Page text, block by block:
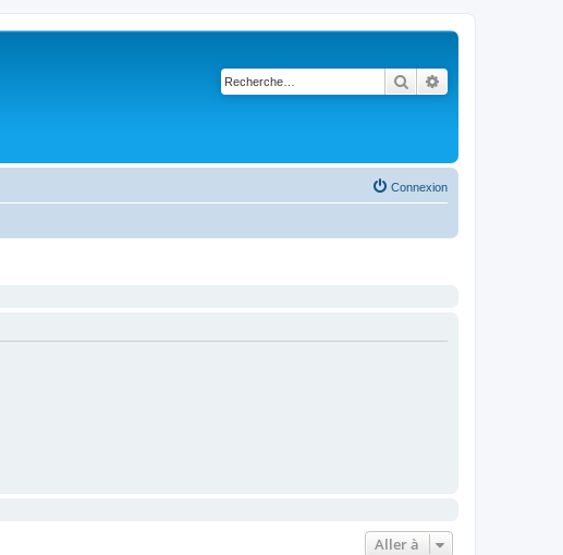
Rechercher
Connexion
Aller à